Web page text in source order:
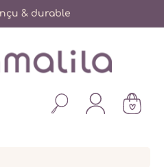
& durable
parents satisfaits